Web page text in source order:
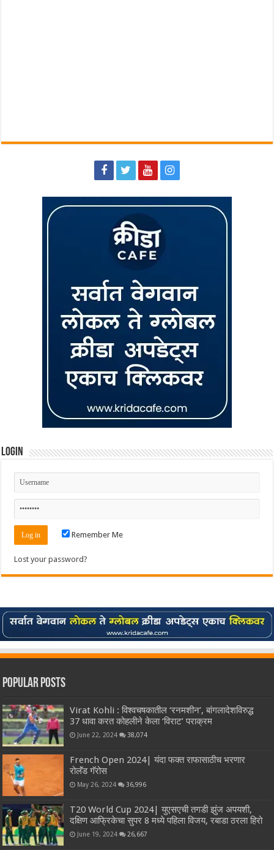
Login
Remember Me
Lost your password?
Popular Posts
Virat Kohli : विश्वचषकातील ‘रनमशीन’, बांगलादेशविरुद्ध
37 धावा करत कोहलीने केला ‘विराट’ पराक्रम
June 22, 2024 38,074
French Open 2024| यंदा फक्त राफासाठीच भरणार
रोलॅंड गॅरोस
May 26, 2024 36,996
T20 World Cup 2024| युएसएची तगडी झुंज अपयशी,
दक्षिण आफ्रिकेचा सुपर 8 मध्ये पहिला विजय, रबाडा ठरला हिरो
June 19, 2024 26,667